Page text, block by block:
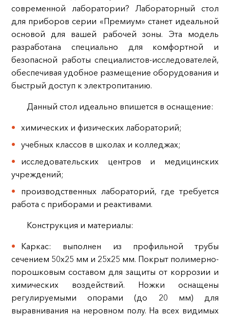
современной лаборатории? Лабораторный стол
для приборов серии «Премиум» станет идеальной
основой для вашей рабочей зоны. Эта модель
разработана специально для комфортной и
безопасной работы специалистов-исследователей,
обеспечивая удобное размещение оборудования и
быстрый доступ к электропитанию.
Данный стол идеально впишется в оснащение:
химических и физических лабораторий;
учебных классов в школах и колледжах;
исследовательских центров и медицинских
учреждений;
производственных лабораторий, где требуется
работа с приборами и реактивами.
Конструкция и материалы:
Каркас: выполнен из профильной трубы
сечением 50х25 мм и 25х25 мм. Покрыт полимерно-
порошковым составом для защиты от коррозии и
химических воздействий. Ножки оснащены
регулируемыми опорами (до 20 мм) для
выравнивания на неровном полу. На всех видимых